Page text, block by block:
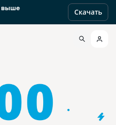
выше
Скачать